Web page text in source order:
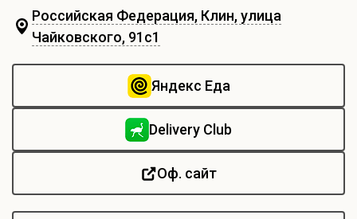
Российская Федерация, Клин, улица
Чайковского, 91с1
Яндекс Еда
Delivery Club
Оф. сайт